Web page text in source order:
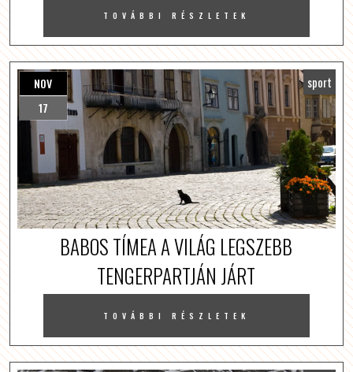
TOVÁBBI RÉSZLETEK
NOV
17
sport
BABOS TÍMEA A VILÁG LEGSZEBB
TENGERPARTJÁN JÁRT
TOVÁBBI RÉSZLETEK